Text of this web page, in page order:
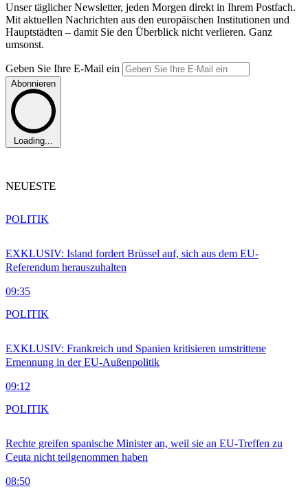
Unser täglicher Newsletter, jeden Morgen direkt in Ihrem Postfach.
Mit aktuellen Nachrichten aus den europäischen Institutionen und
Hauptstädten – damit Sie den Überblick nicht verlieren. Ganz
umsonst.
Geben Sie Ihre E-Mail ein
Abonnieren
Loading...
NEUESTE
EXKLUSIV: Island fordert Brüssel auf, sich aus dem EU-
Referendum herauszuhalten
09:35
POLITIK
EXKLUSIV: Frankreich und Spanien kritisieren umstrittene
Ernennung in der EU-Außenpolitik
09:12
POLITIK
Rechte greifen spanische Minister an, weil sie an EU-Treffen zu
Ceuta nicht teilgenommen haben
08:50
POLITIK